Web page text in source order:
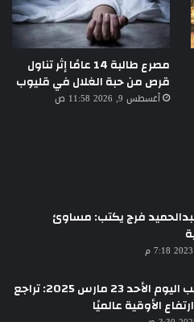
مصرع طالبة 14 عامًا إثر تناول
قرص من حبة الغلال في قليوب
أغسطس 9, 2026 11:58 ص
فرج يكتب: مساوئ
أسعار الذهب اليوم الأحد 23 مارس 2025: تراجع
الأوقية عالميًا